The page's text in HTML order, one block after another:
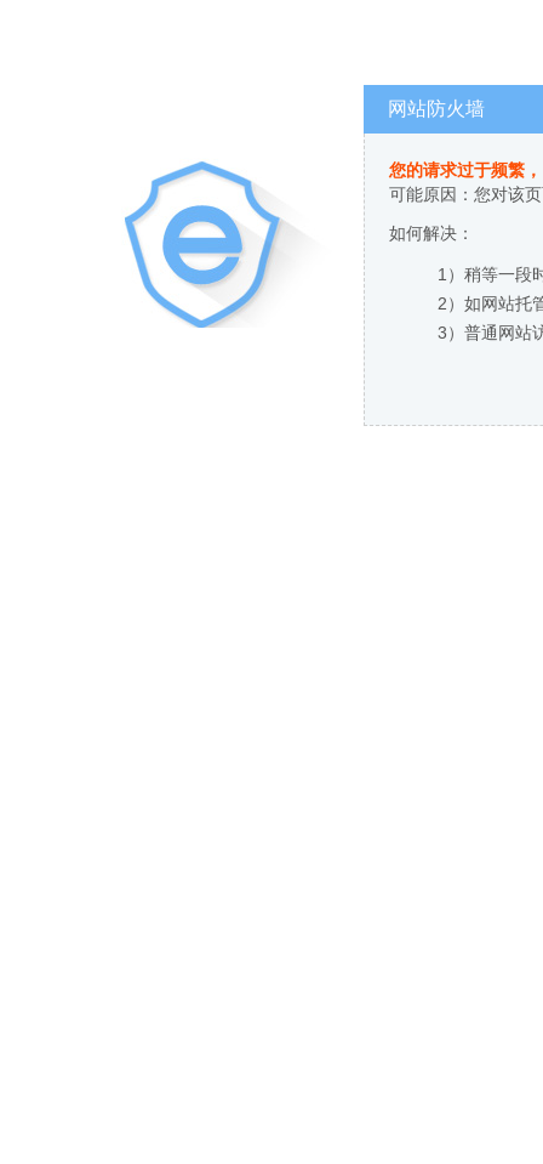
网站防火墙
您的请求过于频繁
可能原因：您对该
如何解决：
1）稍等一段
2）如网站托
3）普通网站